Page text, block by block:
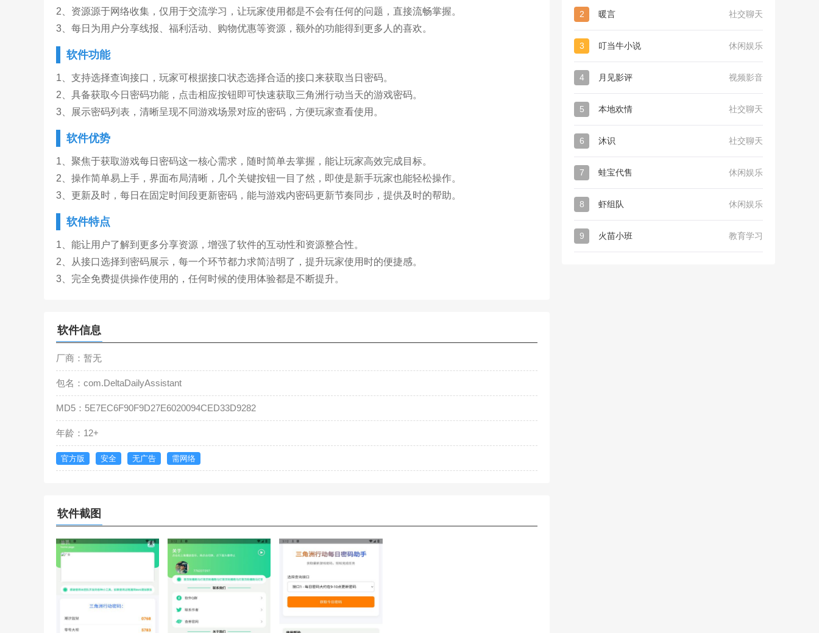
2、资源源于网络收集，仅用于交流学习，让玩家使用都是不会有任何的问题，直接流畅掌握。
3、每日为用户分享线报、福利活动、购物优惠等资源，额外的功能得到更多人的喜欢。
软件功能
1、支持选择查询接口，玩家可根据接口状态选择合适的接口来获取当日密码。
2、具备获取今日密码功能，点击相应按钮即可快速获取三角洲行动当天的游戏密码。
3、展示密码列表，清晰呈现不同游戏场景对应的密码，方便玩家查看使用。
软件优势
1、聚焦于获取游戏每日密码这一核心需求，随时简单去掌握，能让玩家高效完成目标。
2、操作简单易上手，界面布局清晰，几个关键按钮一目了然，即使是新手玩家也能轻松操作。
3、更新及时，每日在固定时间段更新密码，能与游戏内密码更新节奏同步，提供及时的帮助。
软件特点
1、能让用户了解到更多分享资源，增强了软件的互动性和资源整合性。
2、从接口选择到密码展示，每一个环节都力求简洁明了，提升玩家使用时的便捷感。
3、完全免费提供操作使用的，任何时候的使用体验都是不断提升。
软件信息
厂商：暂无
包名：com.DeltaDailyAssistant
MD5：5E7EC6F90F9D27E6020094CED33D9282
年龄：12+
官方版 安全 无广告 需网络
软件截图
2 暖言 社交聊天
3 叮当牛小说 休闲娱乐
4 月见影评 视频影音
5 本地欢情 社交聊天
6 沐识 社交聊天
7 蛙宝代售 休闲娱乐
8 虾组队 休闲娱乐
9 火苗小班 教育学习